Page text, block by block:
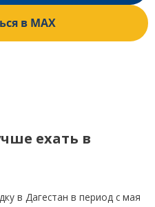
в MAX
ехать в
в Дагестан в период с мая